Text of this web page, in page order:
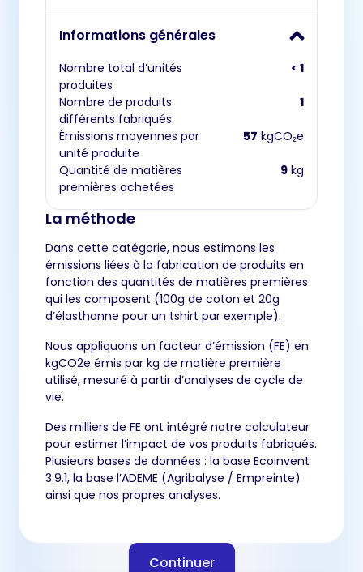
Informations générales
Nombre total d’unités
produites
< 1
Nombre de produits
différents fabriqués
1
Émissions moyennes par
unité produite
57 kgCO₂e
Quantité de matières
premières achetées
9 kg
La méthode
Dans cette catégorie, nous estimons les
émissions liées à la fabrication de produits en
fonction des quantités de matières premières
qui les composent (100g de coton et 20g
d’élasthanne pour un tshirt par exemple).
Nous appliquons un facteur d’émission (FE) en
kgCO2e émis par kg de matière première
utilisé, mesuré à partir d’analyses de cycle de
vie.
Des milliers de FE ont intégré notre calculateur
pour estimer l’impact de vos produits fabriqués.
Plusieurs bases de données : la base Ecoinvent
3.9.1, la base l’ADEME (Agribalyse / Empreinte)
ainsi que nos propres analyses.
Continuer